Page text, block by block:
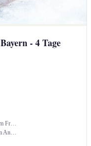
- 4 Tage
Fr…
An…